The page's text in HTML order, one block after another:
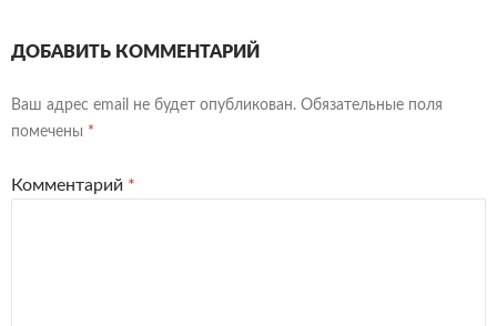
ДОБАВИТЬ КОММЕНТАРИЙ
Ваш адрес email не будет опубликован. Обязательные поля
помечены *
Комментарий *